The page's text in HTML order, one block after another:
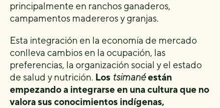
principalmente en ranchos ganaderos,
campamentos madereros y granjas.
Esta integración en la economía de mercado
conlleva cambios en la ocupación, las
preferencias, la organización social y el estado
de salud y nutrición. Los tsimanéestán
empezando a integrarse en una cultura que no
valora sus conocimientos indígenas,